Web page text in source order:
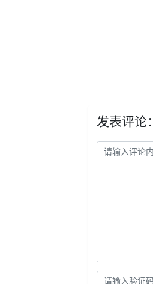
发表评论：